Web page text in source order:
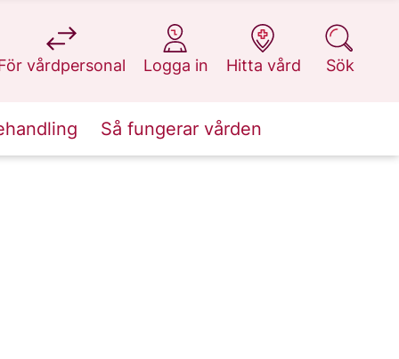
vårdpersonal
på 1177.se
Logga in
på 1177.se
Hitta vård
på 1177.se
Sök
på 1177.se
Så fungerar vården